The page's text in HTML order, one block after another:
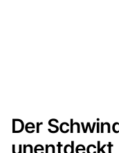
Der
unentdeckt